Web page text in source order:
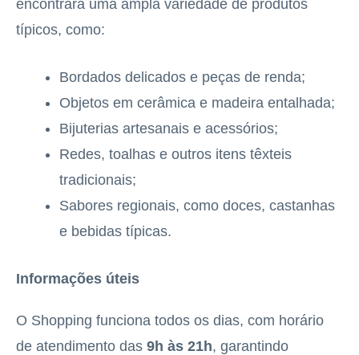
encontrará uma ampla variedade de produtos
típicos, como:
Bordados delicados e peças de renda;
Objetos em cerâmica e madeira entalhada;
Bijuterias artesanais e acessórios;
Redes, toalhas e outros itens têxteis
tradicionais;
Sabores regionais, como doces, castanhas
e bebidas típicas.
Informações úteis
O Shopping funciona todos os dias, com horário
de atendimento das 9h às 21h, garantindo